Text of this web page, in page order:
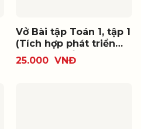
Vở Bài tập Toán 1, tập 1
(Tích hợp phát triển
năng lực số)
25.000 VNĐ